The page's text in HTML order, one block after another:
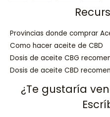
Provincias donde comprar
Como hacer aceite de CBD
Dosis de aceite CBG
Dosis de aceite CBD
¿Te gustaría